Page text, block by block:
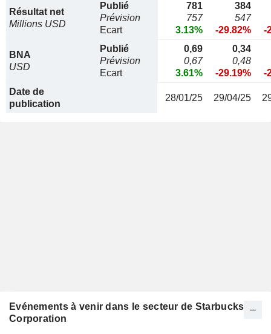
Résultat net
Millions USD
Publié
Prévision
Ecart
781
757
3.13%
384
547
-29.82%
-
BNA
USD
Publié
Prévision
Ecart
0,69
0,67
3.61%
0,34
0,48
-29.19%
-
Date de
publication
28/01/25 29/04/25
Evénements à venir dans le secteur de Starbucks
Corporation